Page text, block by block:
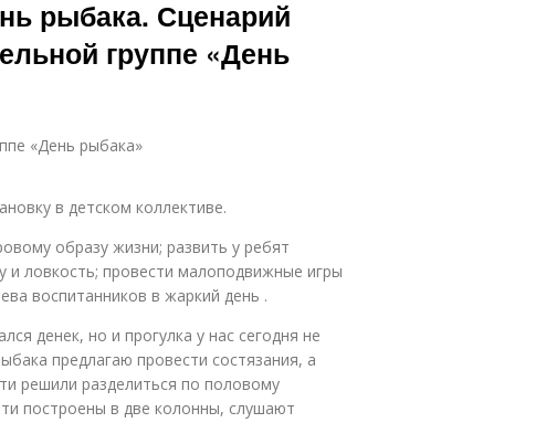
рыбака. Сценарий
группе «День
«День рыбака»
в детском коллективе.
образу жизни; развить у ребят
и ловкость; провести малоподвижные игры
воспитанников в жаркий день .
денек, но и прогулка у нас сегодня не
предлагаю провести состязания, а
решили разделиться по половому
построены в две колонны, слушают